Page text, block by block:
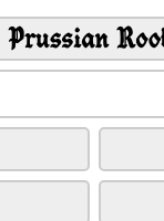
Prussian Roots